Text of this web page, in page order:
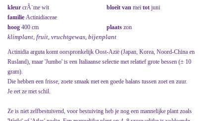
kleur crÃ¨me wit bloeit van mei tot juni
familie Actinidiaceae
hoog 400 cm plaats zon
klimplant, fruit, vruchtgewas, bijenplant
Actinidia arguta komt oorspronkelijk Oost-Azië (Japan, Korea, Noord-China en
Rusland), maar 'Jumbo' is een Italiaanse selectie met relatief grote bessen (± 10
gram).
Die hebben een frisse, zoete smaak met een goede balans tussen zoet en zuur.
Je eet ze met schil.
Ze is niet zelfbestuivend, voor bestuiving heb je nog een mannelijke plant zoals